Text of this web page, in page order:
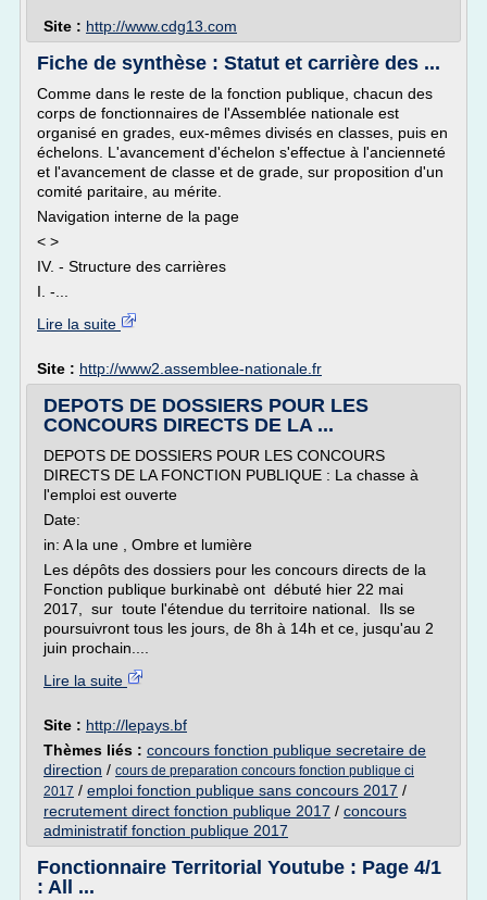
Site : http://www.cdg13.com
Fiche de synthèse : Statut et carrière des ...
Comme dans le reste de la fonction publique, chacun des
corps de fonctionnaires de l'Assemblée nationale est
organisé en grades, eux-mêmes divisés en classes, puis en
échelons. L'avancement d'échelon s'effectue à l'ancienneté
et l'avancement de classe et de grade, sur proposition d'un
comité paritaire, au mérite.
Navigation interne de la page
< >
IV. - Structure des carrières
I. -...
Lire la suite
Site : http://www2.assemblee-nationale.fr
DEPOTS DE DOSSIERS POUR LES
CONCOURS DIRECTS DE LA ...
DEPOTS DE DOSSIERS POUR LES CONCOURS
DIRECTS DE LA FONCTION PUBLIQUE : La chasse à
l'emploi est ouverte
Date:
in: A la une , Ombre et lumière
Les dépôts des dossiers pour les concours directs de la
Fonction publique burkinabè ont débuté hier 22 mai
2017, sur toute l'étendue du territoire national. Ils se
poursuivront tous les jours, de 8h à 14h et ce, jusqu'au 2
juin prochain....
Lire la suite
Site : http://lepays.bf
Thèmes liés : concours fonction publique secretaire de
direction / cours de preparation concours fonction publique ci
2017 / emploi fonction publique sans concours 2017 /
recrutement direct fonction publique 2017 / concours
administratif fonction publique 2017
Fonctionnaire Territorial Youtube : Page 4/1
: All ...